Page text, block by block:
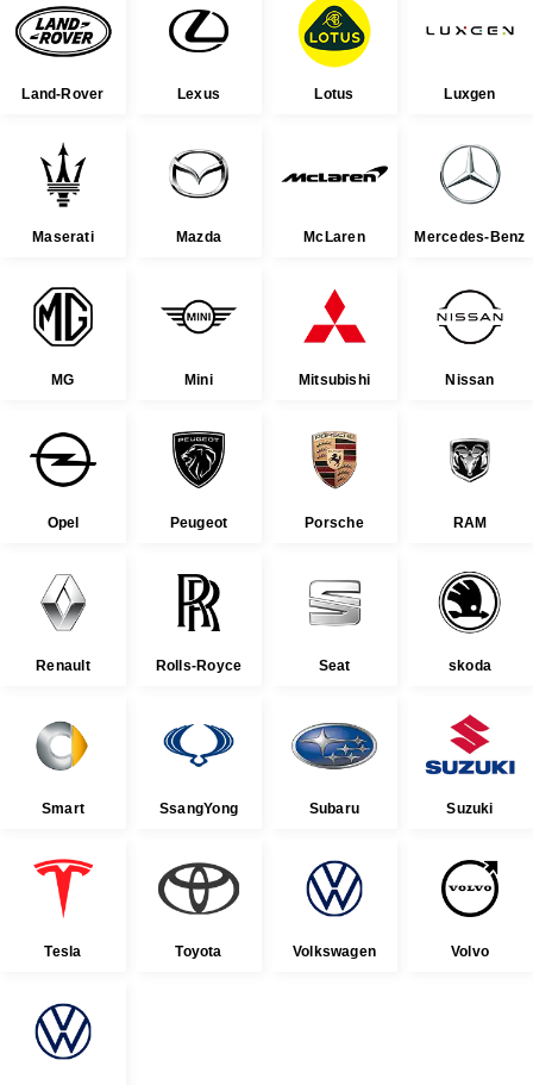
Land-Rover Lexus Lotus Luxgen
Maserati Mazda McLaren Mercedes-Benz
MG Mini Mitsubishi Nissan
Opel Peugeot Porsche RAM
Renault Rolls-Royce Seat skoda
Smart SsangYong Subaru Suzuki
Tesla Toyota Volkswagen Volvo